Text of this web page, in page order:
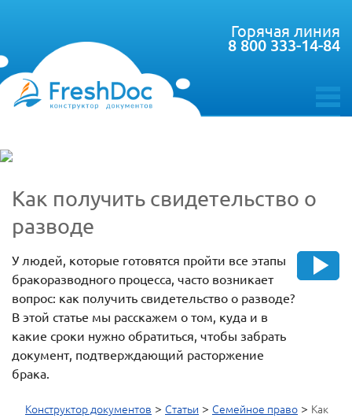
toggle
Горячая линия
8 800 333-14-84
Как получить свидетельство о
разводе
У людей, которые готовятся пройти все этапы
бракоразводного процесса, часто возникает
вопрос: как получить свидетельство о разводе?
В этой статье мы расскажем о том, куда и в
какие сроки нужно обратиться, чтобы забрать
документ, подтверждающий расторжение
брака.
Конструктор документов > Статьи > Семейное право > Как